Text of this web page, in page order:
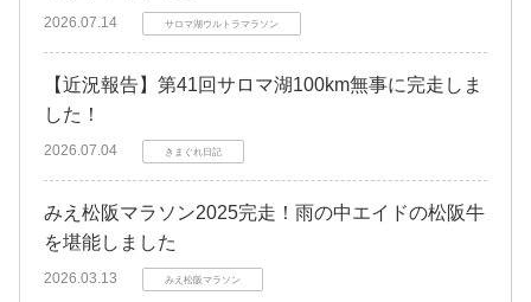
2026.07.14 サロマ湖ウルトラマラソン
【近況報告】第41回サロマ湖100km無事に完走しま
した！
2026.07.04 きまぐれ日記
みえ松阪マラソン2025完走！雨の中エイドの松阪牛
を堪能しました
2026.03.13 みえ松阪マラソン